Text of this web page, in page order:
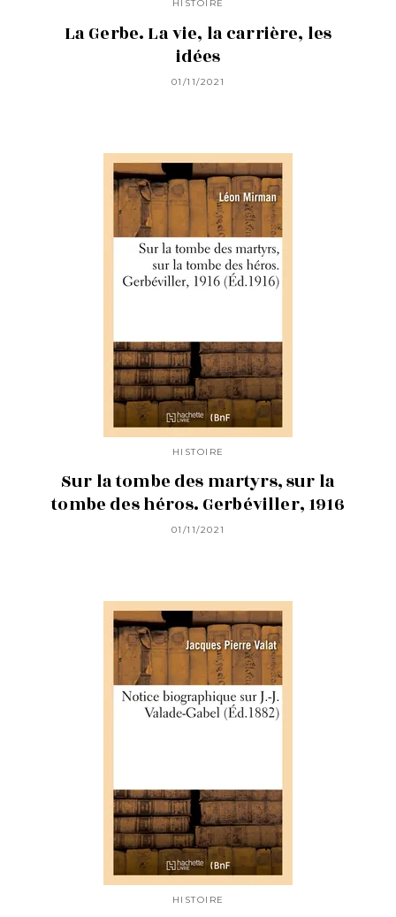
HISTOIRE
La Gerbe. La vie, la carrière, les
idées
01/11/2021
HISTOIRE
Sur la tombe des martyrs, sur la
tombe des héros. Gerbéviller, 1916
01/11/2021
HISTOIRE